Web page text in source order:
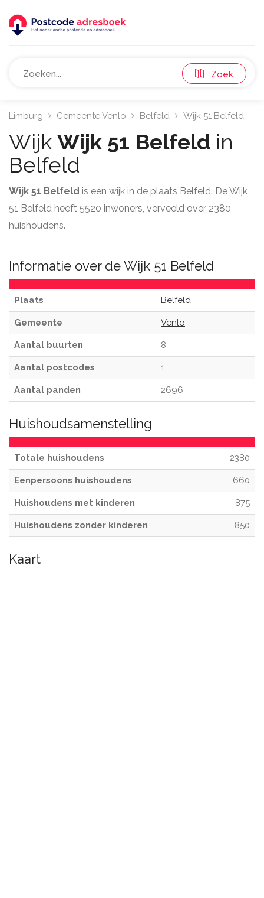
Zoek
Limburg Gemeente Venlo Belfeld Wijk 51 Belfeld
Wijk Wijk 51 Belfeld in
Belfeld
Wijk 51 Belfeld is een wijk in de plaats Belfeld. De Wijk
51 Belfeld heeft 5520 inwoners, verveeld over 2380
huishoudens.
Informatie over de Wijk 51 Belfeld
Plaats Belfeld
Gemeente Venlo
Aantal buurten 8
Aantal postcodes 1
Aantal panden 2696
Huishoudsamenstelling
Totale huishoudens 2380
Eenpersoons huishoudens 660
Huishoudens met kinderen 875
Huishoudens zonder kinderen 850
Kaart